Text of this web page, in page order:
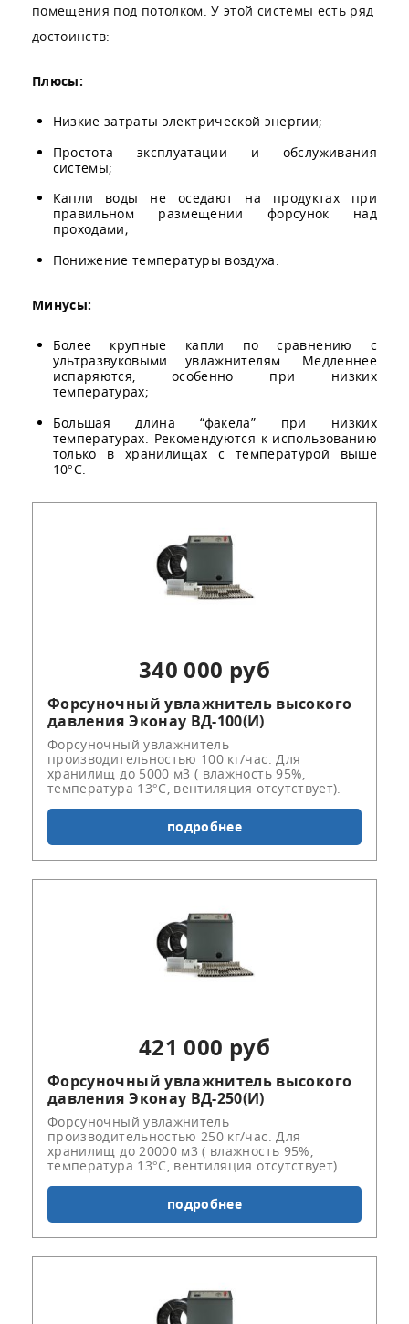
помещения под потолком. У этой системы есть ряд
достоинств:
Плюсы:
Низкие затраты электрической энергии;
Простота эксплуатации и обслуживания
системы;
Капли воды не оседают на продуктах при
правильном размещении форсунок над
проходами;
Понижение температуры воздуха.
Минусы:
Более крупные капли по сравнению с
ультразвуковыми увлажнителям. Медленнее
испаряются, особенно при низких
температурах;
Большая длина “факела” при низких
температурах. Рекомендуются к использованию
только в хранилищах с температурой выше
10°С.
340 000 руб
Форсуночный увлажнитель высокого
давления Эконау ВД-100(И)
Форсуночный увлажнитель
производительностью 100 кг/час. Для
хранилищ до 5000 м3 ( влажность 95%,
температура 13°С, вентиляция отсутствует).
подробнее
421 000 руб
Форсуночный увлажнитель высокого
давления Эконау ВД-250(И)
Форсуночный увлажнитель
производительностью 250 кг/час. Для
хранилищ до 20000 м3 ( влажность 95%,
температура 13°С, вентиляция отсутствует).
подробнее